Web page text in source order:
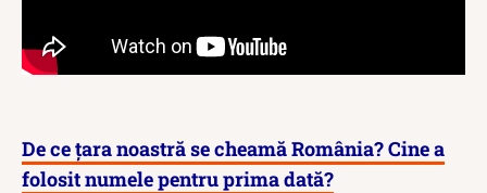
De ce țara noastră se cheamă România? Cine a
folosit numele pentru prima dată?